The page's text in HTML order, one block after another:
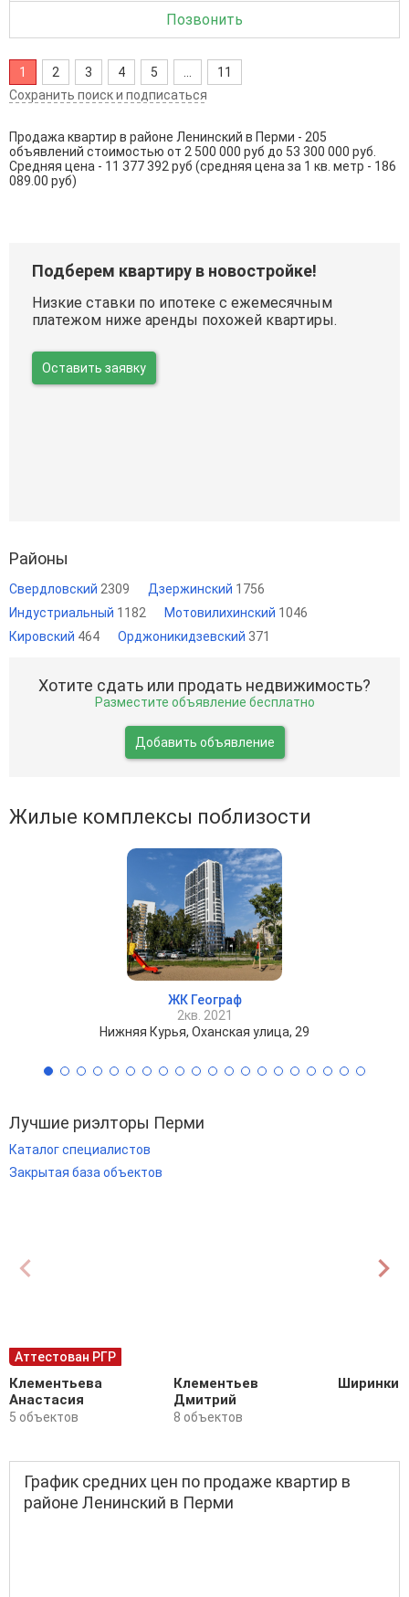
Позвонить
1 2 3 4 5
11
Сохранить поиск и подписаться
Продажа квартир в районе Ленинский в Перми - 205
объявлений стоимостью от 2 500 000 руб до 53 300 000 руб.
Средняя цена - 11 377 392 руб (средняя цена за 1 кв. метр - 186
089.00 руб)
Подберем квартиру в новостройке!
Низкие ставки по ипотеке с ежемесячным
платежом ниже аренды похожей квартиры.
Оставить заявку
Районы
Свердловский 2309 Дзержинский 1756
Индустриальный 1182 Мотовилихинский 1046
Кировский 464 Орджоникидзевский 371
Хотите сдать или продать недвижимость?
Разместите объявление бесплатно
Добавить объявление
Жилые комплексы поблизости
ЖК Географ
2кв. 2021
Нижняя Курья, Оханская улица, 29
Лучшие риэлторы Перми
Каталог специалистов
Закрытая база объектов
Аттестован РГР
Клементьева
Анастасия
5 объектов
Клементьев
Дмитрий
8 объектов
График средних цен по продаже квартир в
районе Ленинский в Перми